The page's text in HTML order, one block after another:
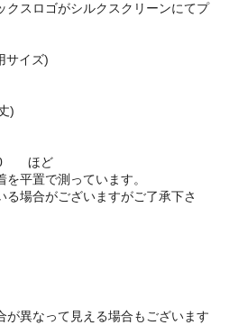
クスロゴがシルクスクリーンにてプ
サイズ)
)
ほど
平置で測っています。
場合がございますがご了承下さ
が異なって見える場合もございます